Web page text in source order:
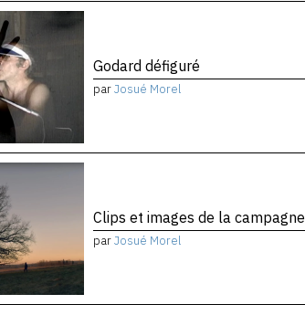
Godard défiguré
parJosué Morel
Clips et images de la campagne
parJosué Morel